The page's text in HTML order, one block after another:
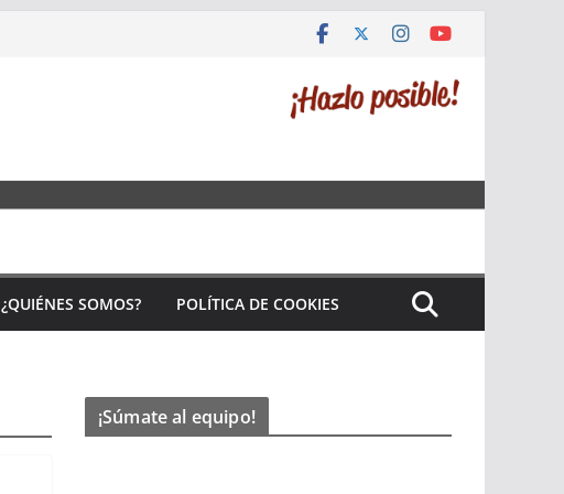
¿QUIÉNES SOMOS? POLÍTICA DE COOKIES
¡Súmate al equipo!